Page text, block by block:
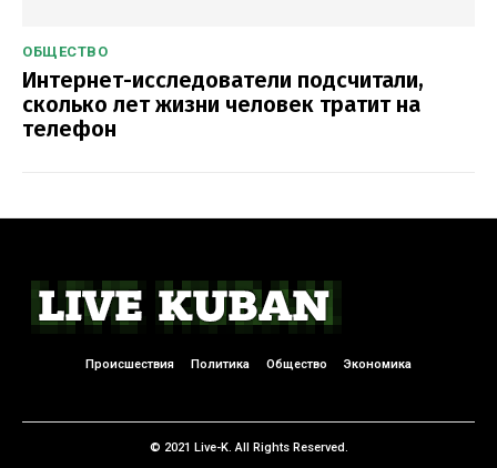
ОБЩЕСТВО
Интернет-исследователи подсчитали,
сколько лет жизни человек тратит на
телефон
Происшествия Политика Общество Экономика
© 2021 Live-K. All Rights Reserved.